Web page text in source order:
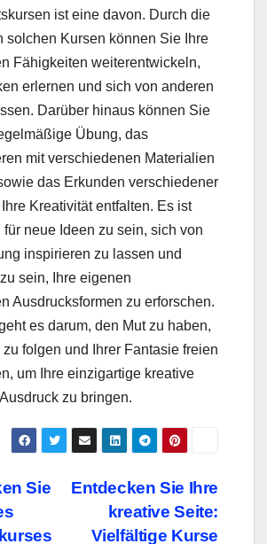
ist eine davon. Durch die
solchen Kursen können Sie Ihre
Fähigkeiten weiterentwickeln,
erlernen und sich von anderen
Darüber hinaus können Sie
Übung, das
mit verschiedenen Materialien
das Erkunden verschiedener
Kreativität entfalten. Es ist
neue Ideen zu sein, sich von
inspirieren zu lassen und
sein, Ihre eigenen
Ausdrucksformen zu erforschen.
es darum, den Mut zu haben,
zu folgen und Ihrer Fantasie freien
um Ihre einzigartige kreative
zu bringen.
Entdecken Sie Ihre
kreative Seite:
Vielfältige Kurse
Sie